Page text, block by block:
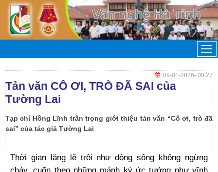
09-01-2026- 00:27
Tản văn CÔ ƠI, TRÒ ĐÃ SAI của
Tường Lai
Tạp chí Hồng Lĩnh trân trọng giới thiệu tản văn “Cô ơi, trò đã
sai” của tác giả Tường Lai
Thời gian lặng lẽ trôi như dòng sông không ngừng